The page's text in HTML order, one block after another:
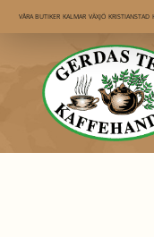
VÅRA BUTIKER KALMAR VÄXJÖ KRISTIANSTAD